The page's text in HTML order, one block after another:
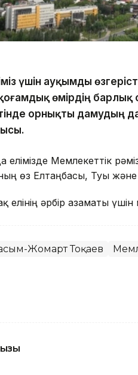
үшін ауқымды
өмірдің
орнықты дамудың
Мемлекеттік
өз Елтаңбасы, Туы
елінің әрбір азаматы
Жомарт Тоқаев